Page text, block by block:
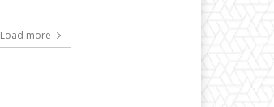
Load more